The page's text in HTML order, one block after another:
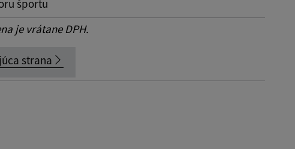
športu
je vrátane DPH.
strana